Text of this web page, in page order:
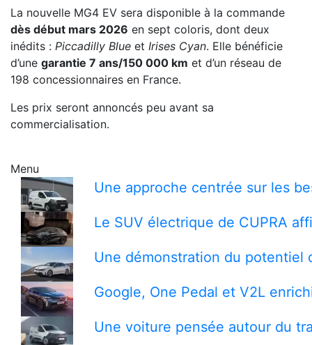
La nouvelle MG4 EV sera disponible à la commande
dès début mars 2026 en sept coloris, dont deux
inédits : Piccadilly Blue et Irises Cyan. Elle bénéficie
d’une garantie 7 ans/150 000 km et d’un réseau de
198 concessionnaires en France.
Les prix seront annoncés peu avant sa
commercialisation.
Menu
Une approche centrée sur les
Le SUV électrique de CUPRA
Une démonstration du potentiel
Google, One Pedal et V2L
Une voiture pensée autour du